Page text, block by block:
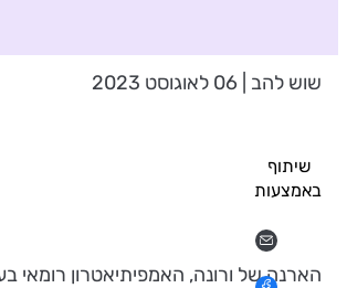
שוש להב | 06 לאוגוסט 2023
הארנה של ורונה, האמפיתיאטרון רומאי
שיתוף
באמצעות